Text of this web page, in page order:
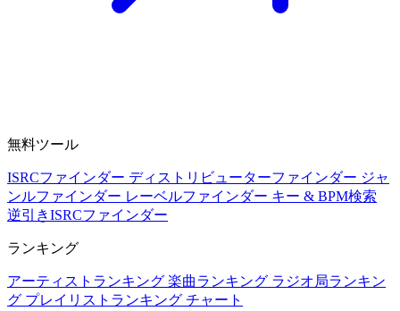
無料ツール
ISRCファインダー ディストリビューターファインダー ジャ
ンルファインダー レーベルファインダー キー & BPM検索
逆引きISRCファインダー
ランキング
アーティストランキング 楽曲ランキング ラジオ局ランキン
グ プレイリストランキング チャート